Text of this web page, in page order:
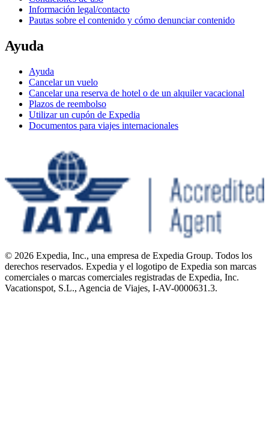
Información legal/contacto
Pautas sobre el contenido y cómo denunciar contenido
Ayuda
Ayuda
Cancelar un vuelo
Cancelar una reserva de hotel o de un alquiler vacacional
Plazos de reembolso
Utilizar un cupón de Expedia
Documentos para viajes internacionales
© 2026 Expedia, Inc., una empresa de Expedia Group. Todos los
derechos reservados. Expedia y el logotipo de Expedia son marcas
comerciales o marcas comerciales registradas de Expedia, Inc.
Vacationspot, S.L., Agencia de Viajes, I-AV-0000631.3.